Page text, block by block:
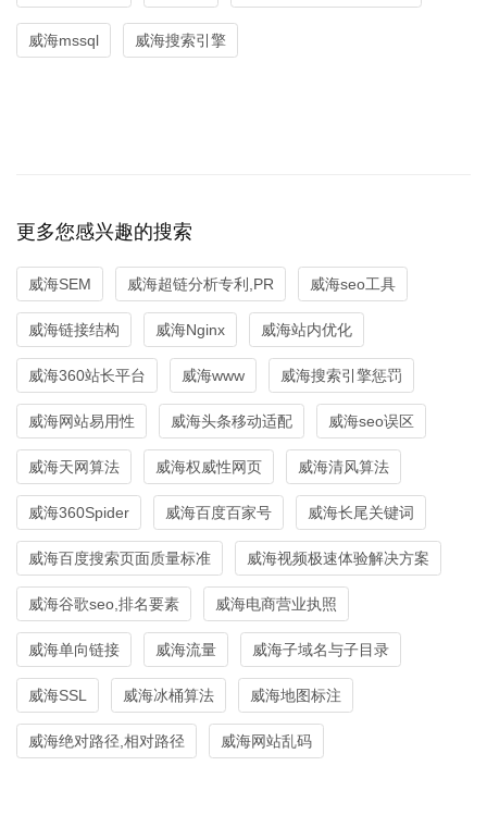
威海mssql 威海搜索引擎
更多您感兴趣的搜索
威海SEM 威海超链分析专利,PR 威海seo工具
威海链接结构 威海Nginx 威海站内优化
威海360站长平台 威海www 威海搜索引擎惩罚
威海网站易用性 威海头条移动适配 威海seo误区
威海天网算法 威海权威性网页 威海清风算法
威海360Spider 威海百度百家号 威海长尾关键词
威海百度搜索页面质量标准 威海视频极速体验解决方案
威海谷歌seo,排名要素 威海电商营业执照
威海单向链接 威海流量 威海子域名与子目录
威海SSL 威海冰桶算法 威海地图标注
威海绝对路径,相对路径 威海网站乱码